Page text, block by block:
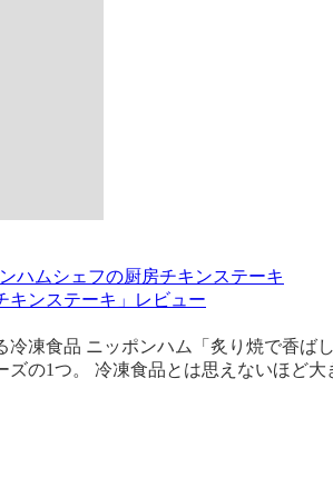
ハム シェフの厨房チキンステーキ
キンステーキ」レビュー
凍食品 ニッポンハム「炙り焼で香ば
ズの1つ。 冷凍食品とは思えないほど